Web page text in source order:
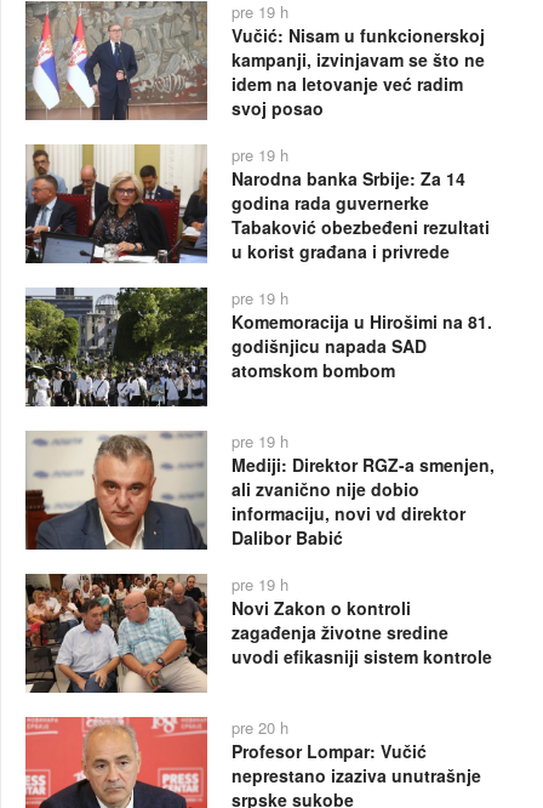
pre 19 h
Vučić: Nisam u funkcionerskoj
kampanji, izvinjavam se što ne
idem na letovanje već radim
svoj posao
pre 19 h
Narodna banka Srbije: Za 14
godina rada guvernerke
Tabaković obezbeđeni rezultati
u korist građana i privrede
pre 19 h
Komemoracija u Hirošimi na 81.
godišnjicu napada SAD
atomskom bombom
pre 19 h
Mediji: Direktor RGZ-a smenjen,
ali zvanično nije dobio
informaciju, novi vd direktor
Dalibor Babić
pre 19 h
Novi Zakon o kontroli
zagađenja životne sredine
uvodi efikasniji sistem kontrole
pre 20 h
Profesor Lompar: Vučić
neprestano izaziva unutrašnje
srpske sukobe